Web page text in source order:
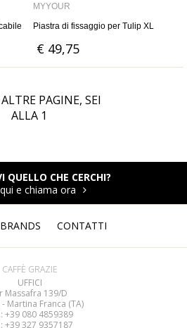
MYYOUR
Piastra di fissaggio per Tulip XL
€ 49,75
PAGINE, SEI
ALLA 1
QUELLO CHE CERCHI?
e chiama ora
BRANDS CONTATTI
CAFFÈ GRAZIE
UFFICI
Massafra 139/D
Martina Franca (TA)
+39 0804859389
+39 327 9357187